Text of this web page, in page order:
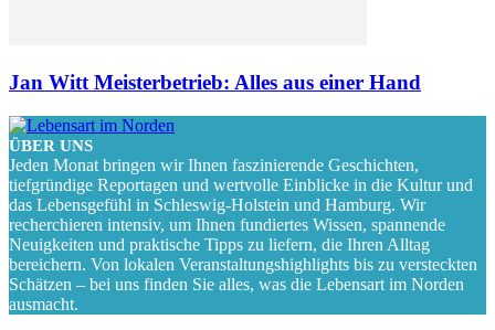
Jan Witt Meisterbetrieb: Alles aus einer Hand
ÜBER UNS
Jeden Monat bringen wir Ihnen faszinierende Geschichten,
tiefgründige Reportagen und wertvolle Einblicke in die Kultur und
das Lebensgefühl in Schleswig-Holstein und Hamburg. Wir
recherchieren intensiv, um Ihnen fundiertes Wissen, spannende
Neuigkeiten und praktische Tipps zu liefern, die Ihren Alltag
bereichern. Von lokalen Veranstaltungshighlights bis zu versteckten
Schätzen – bei uns finden Sie alles, was die Lebensart im Norden
ausmacht.